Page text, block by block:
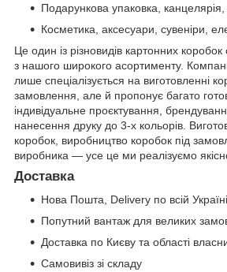
Подарункова упаковка,
Косметика, аксесуари, сувеніри,
Це один із різновидів картонних
з нашого широкого асортименту.
лише спеціалізується на виготовленні
замовлення, але й пропонує багато
індивідуальне проєктування,
нанесення друку до 3-х кольорів.
коробок, виробництво коробок під
виробника — усе це ми реалізуємо
Доставка
Нова Пошта, Delivery по всій Україні
Попутний вантаж для великих
Доставка по Києву та області
Самовивіз зі складу